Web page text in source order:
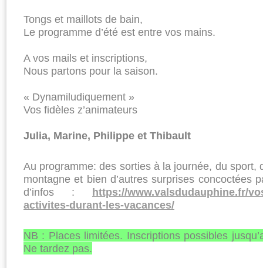
Tongs et maillots de bain,
Le programme d’été est entre vos mains.
A vos mails et inscriptions,
Nous partons pour la saison.
« Dynamiludiquement »
Vos fidèles z’animateurs
Julia, Marine, Philippe et Thibault
Au programme: des sorties à la journée, du sport,
montagne et bien d’autres surprises concoctées
d’infos : https://www.valsdudauphine.fr/
activites-durant-les-vacances/
NB : Places limitées. Inscriptions possibles
Ne tardez pas.